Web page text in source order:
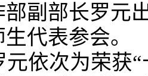
副部长罗元
代表参会。
依次为荣获